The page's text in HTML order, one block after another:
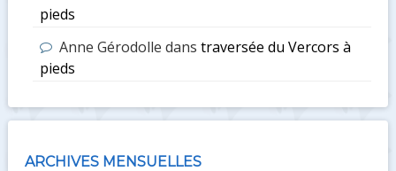
pieds
Anne Gérodolle dans traversée du Vercors à
pieds
ARCHIVES MENSUELLES